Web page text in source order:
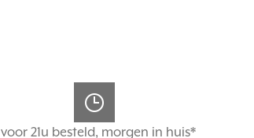
voor 21u besteld, morgen in huis*